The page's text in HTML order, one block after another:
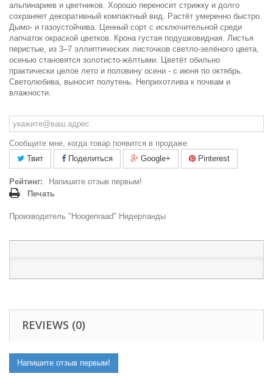
альпинариев и цветников. Хорошо переносит стрижку и долго
сохраняет декоративный компактный вид. Растёт умеренно быстро.
Дымо- и газоустойчива. Ценный сорт с исключительной среди
лапчаток окраской цветков. Крона густая подушковидная. Листья
перистые, из 3–7 эллиптических листочков светло-зелёного цвета,
осенью становятся золотисто-жёлтыми. Цветёт обильно
практически целое лето и половину осени - с июня по октябрь.
Светолюбива, выносит полутень. Неприхотлива к почвам и
влажности.
Сообщите мне, когда товар появится в продаже
Твит
Поделиться Google+ Pinterest
Рейтинг:
Напишите отзыв первым!
Печать
Производитель "Hoogenraad" Нидерланды
REVIEWS (0)
Напишите отзыв первым!